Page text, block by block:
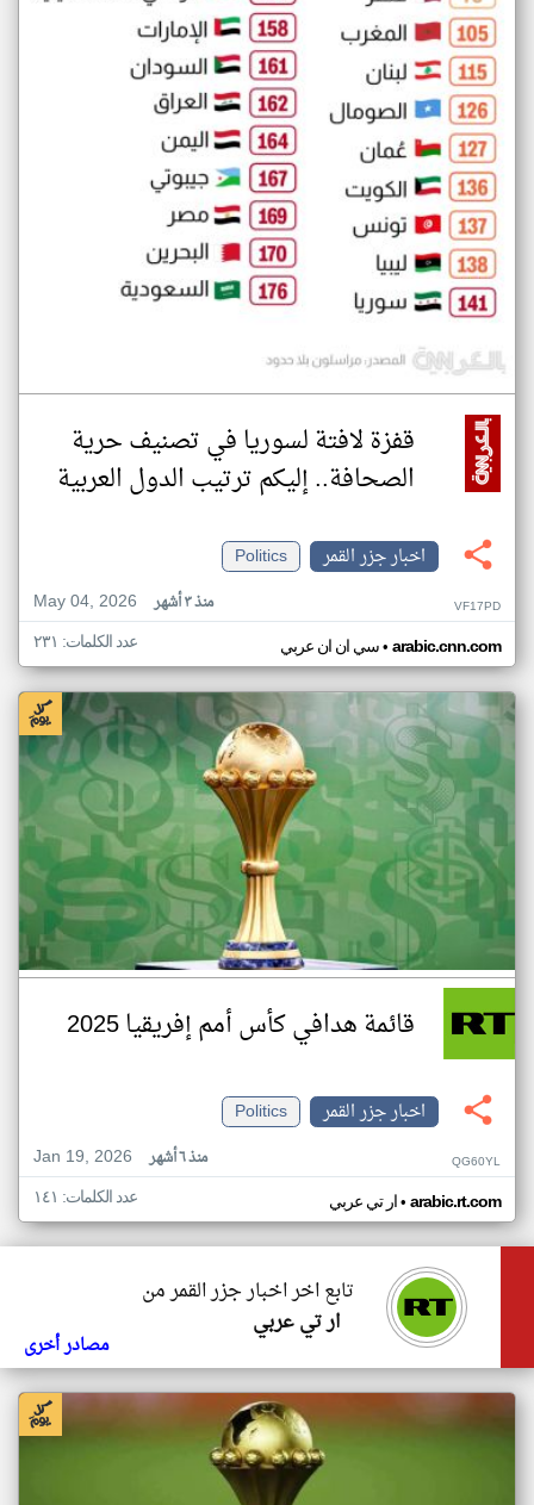
قفزة لافتة لسوريا في تصنيف حرية
الصحافة.. إليكم ترتيب الدول العربية
اخبار جزر القمر
Politics
May 04, 2026
منذ ٣ أشهر VF17PD
سي ان ان عربي• arabic.cnn.com عدد الكلمات: ٢٣١
قائمة هدافي كأس أمم إفريقيا 2025
اخبار جزر القمر
Politics
Jan 19, 2026
منذ ٦ أشهر QG60YL
ار تي عربي• arabic.rt.com عدد الكلمات: ١٤١
تابع اخر اخبار جزر القمر من
ار تي عربي
مصادر أخرى